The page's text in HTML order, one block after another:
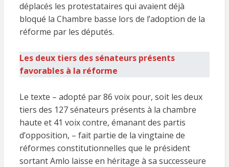
déplacés les protestataires qui avaient déjà
bloqué la Chambre basse lors de l’adoption de la
réforme par les députés.
Les deux tiers des sénateurs présents
favorables à la réforme
Le texte – adopté par 86 voix pour, soit les deux
tiers des 127 sénateurs présents à la chambre
haute et 41 voix contre, émanant des partis
d’opposition, – fait partie de la vingtaine de
réformes constitutionnelles que le président
sortant Amlo laisse en héritage à sa successeure